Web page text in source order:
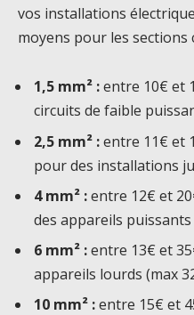
vos installations
moyens pour les sections
1,5 mm² :entre 10€ et
circuits de faible
2,5 mm² :entre 11€ et
pour des installations
4 mm² :entre 12€ et
des appareils puissants
6 mm² :entre 13€ et
appareils lourds (max
10 mm² :entre 15€ et